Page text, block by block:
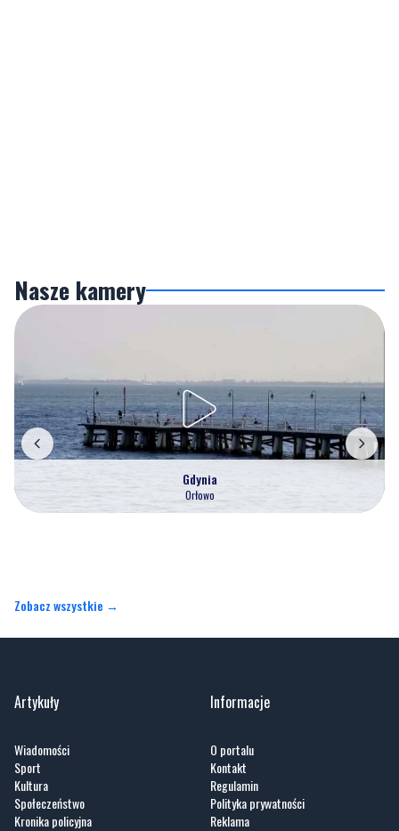
Nasze kamery
Gdynia
Orłowo
Zobacz wszystkie →
Artykuły
Wiadomości
Sport
Kultura
Społeczeństwo
Kronika policyjna
Informacje
O portalu
Kontakt
Regulamin
Polityka prywatności
Reklama